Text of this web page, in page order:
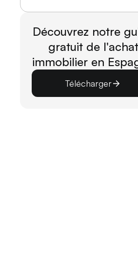
Découvrez notre
gratuit de l'achat
immobilier en
Télécharger